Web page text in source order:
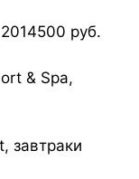
руб.
& Spa,
завтраки